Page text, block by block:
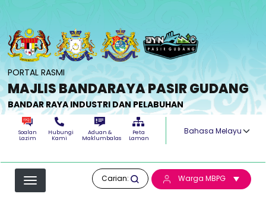
PORTAL RASMI
MAJLIS BANDARAYA PASIR GUDANG
BANDAR RAYA INDUSTRI DAN PELABUHAN
Soalan
Lazim
Hubungi
Kami
Aduan &
Maklumbalas
Peta
Laman
Select your
Carian: Warga MBPG